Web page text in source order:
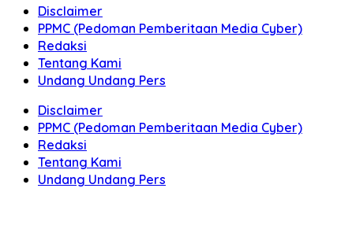
Disclaimer
PPMC (Pedoman Pemberitaan Media Cyber)
Redaksi
Tentang Kami
Undang Undang Pers
Disclaimer
PPMC (Pedoman Pemberitaan Media Cyber)
Redaksi
Tentang Kami
Undang Undang Pers